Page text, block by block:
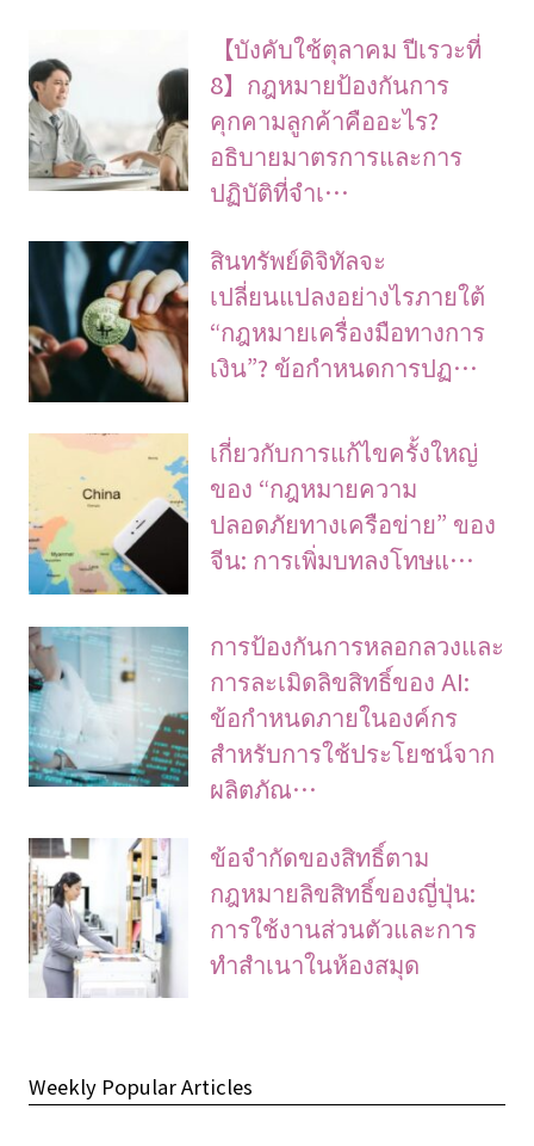
【บังคับใช้ตุลาคม ปีเรวะที่
8】กฎหมายป้องกันการ
คุกคามลูกค้าคืออะไร?
อธิบายมาตรการและการ
ปฏิบัติที่จำเ…
สินทรัพย์ดิจิทัลจะ
เปลี่ยนแปลงอย่างไรภายใต้
“กฎหมายเครื่องมือทางการ
เงิน”? ข้อกำหนดการปฏ…
เกี่ยวกับการแก้ไขครั้งใหญ่
ของ “กฎหมายความ
ปลอดภัยทางเครือข่าย” ของ
จีน: การเพิ่มบทลงโทษแ…
การป้องกันการหลอกลวงและ
การละเมิดลิขสิทธิ์ของ AI:
ข้อกำหนดภายในองค์กร
สำหรับการใช้ประโยชน์จาก
ผลิตภัณ…
ข้อจํากัดของสิทธิ์ตาม
กฎหมายลิขสิทธิ์ของญี่ปุ่น:
การใช้งานส่วนตัวและการ
ทําสําเนาในห้องสมุด
Weekly Popular Articles